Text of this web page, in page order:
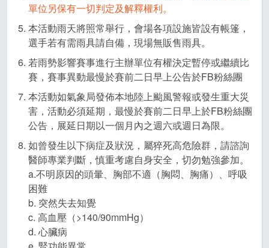
單位另保有一切判定及解釋權利。
本活動雨天將照常舉行，會場各項設施皆設有帳篷，
選手若有需雨具請自備，現場無販售雨具。
若雨勢影響賽事進行主辦單位有權決定暫停或繼續比
賽，賽事異動最慢於賽前二日早上公告於FB粉絲團
本活動如氣象局發佈本地陸上颱風警報或發生重大災
害，活動必須延期，最慢於賽前二日早上於FB粉絲團
公告，展延日期以一個月內之週六或週日為限。
如曾發生以下病症及狀況，屬猝死高危險群，請諮詢
醫師專業判斷，慎重考慮自身安全，切勿勉強參加。
a.不明原因的頭暈、胸部不適（胸悶、胸痛）、呼吸
困難
b. 突然失去知覺
c. 高血壓（>140/90mmHg）
d. 心臟病